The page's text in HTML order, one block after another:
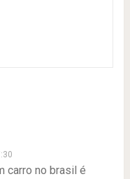
carro no brasil é